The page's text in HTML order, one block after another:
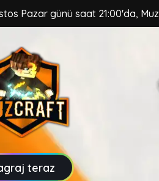
Pazar günü saat 21:00'da,
teraz